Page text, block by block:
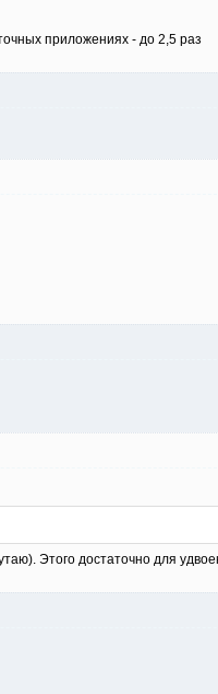
приложениях - до 2,5 раз
Этого достаточно для